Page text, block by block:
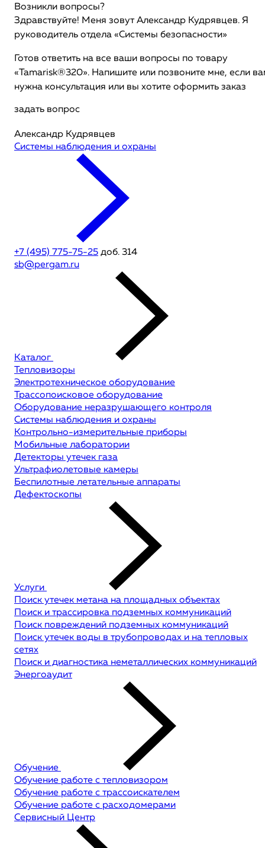
Возникли вопросы?
Здравствуйте! Меня зовут Александр Кудрявцев. Я
руководитель отдела «Системы безопасности»
Готов ответить на все ваши вопросы по товару
«Tamarisk®320». Напишите или позвоните мне, если
нужна консультация или вы хотите оформить заказ
задать вопрос
Александр Кудрявцев
Системы наблюдения и охраны
+7 (495) 775-75-25 доб. 314
sb@pergam.ru
Каталог
Тепловизоры
Электротехническое оборудование
Трассопоисковое оборудование
Оборудование неразрушающего контроля
Системы наблюдения и охраны
Контрольно-измерительные приборы
Мобильные лаборатории
Детекторы утечек газа
Ультрафиолетовые камеры
Беспилотные летательные аппараты
Дефектоскопы
Услуги
Поиск утечек метана на площадных объектах
Поиск и трассировка подземных коммуникаций
Поиск повреждений подземных коммуникаций
Поиск утечек воды в трубопроводах и на тепловых
сетях
Поиск и диагностика неметаллических коммуникаций
Энергоаудит
Обучение
Обучение работе с тепловизором
Обучение работе с трассоискателем
Обучение работе с расходомерами
Сервисный Центр